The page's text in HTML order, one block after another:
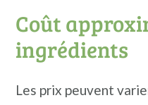
Coût
ingrédients
Les prix peuvent